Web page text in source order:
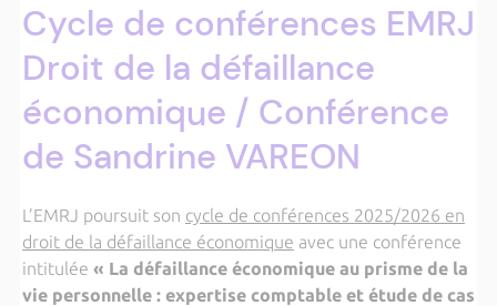
Cycle de conférences EMRJ
Droit de la défaillance
économique / Conférence
de Sandrine VAREON
L’EMRJ poursuit son cycle de conférences 2025/2026 en
droit de la défaillance économique avec une conférence
intitulée « La défaillance économique au prisme de la
vie personnelle : expertise comptable et étude de cas